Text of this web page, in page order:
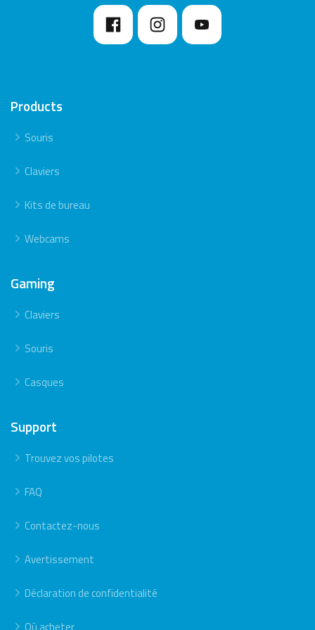
Products
Souris
Claviers
Kits de bureau
Webcams
Gaming
Claviers
Souris
Casques
Support
Trouvez vos pilotes
FAQ
Contactez-nous
Avertissement
Déclaration de confidentialité